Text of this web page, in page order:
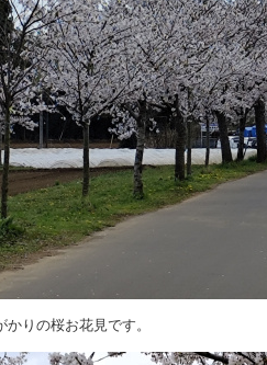
りの桜お花見です。